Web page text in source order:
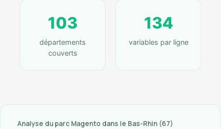
103
départements
couverts
134
variables par ligne
Analyse du parc Magento dans le Bas-Rhin (67)